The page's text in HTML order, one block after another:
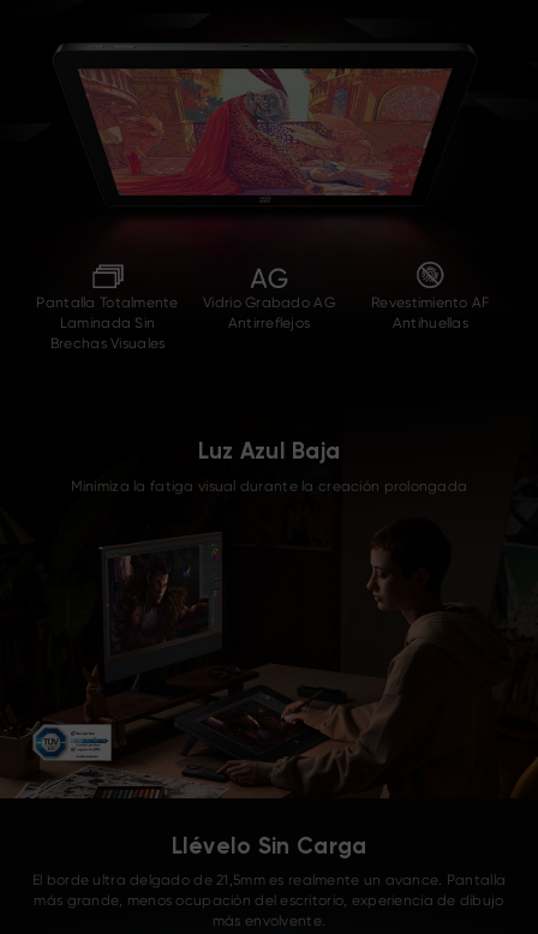
Pantalla Totalmente
Laminada Sin
Brechas Visuales
Vidrio Grabado AG
Antirreflejos
Revestimiento AF
Antihuellas
Luz Azul Baja
Minimiza la fatiga visual durante la creación prolongada
Llévelo Sin Carga
El borde ultra delgado de 21,5mm es realmente un avance. Pantalla
más grande, menos ocupación del escritorio, experiencia de dibujo
más envolvente.